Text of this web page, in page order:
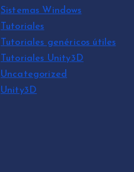
Sistemas Windows
Tutoriales
Tutoriales genéricos útiles
Tutoriales Unity3D
Uncategorized
Unity3D